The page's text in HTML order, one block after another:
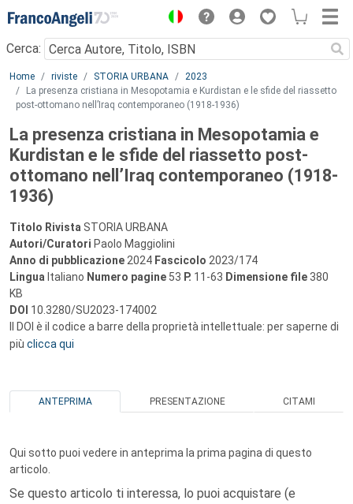
Menu
Cerca:
Main content
Home riviste STORIA URBANA
2023
La presenza cristiana in Mesopotamia e Kurdistan e le sfide del riassetto
post-ottomano nell’Iraq contemporaneo (1918-1936)
La presenza cristiana in Mesopotamia e
Kurdistan e le sfide del riassetto post-
ottomano nell’Iraq contemporaneo (1918-
1936)
Titolo Rivista STORIA URBANA
Autori/Curatori Paolo Maggiolini
Anno di pubblicazione 2024 Fascicolo 2023/174
Lingua Italiano Numero pagine 53 P. 11-63 Dimensione file 380
KB
DOI 10.3280/SU2023-174002
Il DOI è il codice a barre della proprietà intellettuale: per saperne di
più clicca qui
ANTEPRIMA PRESENTAZIONE CITAMI
Qui sotto puoi vedere in anteprima la prima pagina di questo
articolo.
Se questo articolo ti interessa, lo puoi acquistare (e